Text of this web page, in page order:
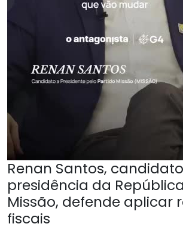
Renan Santos,
presidência da
Missão, defende aplicar
fiscais